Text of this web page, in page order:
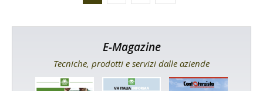
E-Magazine
Tecniche, prodotti e servizi dalle aziende